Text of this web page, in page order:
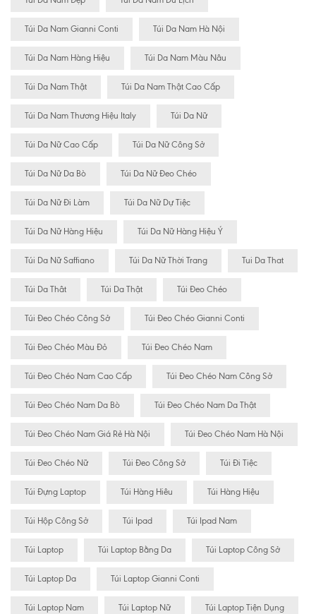
Túi Da Nam Gianni Conti Túi Da Nam Hà Nội
Túi Da Nam Hàng Hiệu Túi Da Nam Màu Nâu
Túi Da Nam Thật Túi Da Nam Thật Cao Cấp
Túi Da Nam Thương Hiệu Italy Túi Da Nữ
Túi Da Nữ Cao Cấp Túi Da Nữ Công Sở
Túi Da Nữ Da Bò Túi Da Nữ Đeo Chéo
Túi Da Nữ Đi Làm Túi Da Nữ Dự Tiệc
Túi Da Nữ Hàng Hiệu Túi Da Nữ Hàng Hiệu Ý
Túi Da Nữ Saffiano Túi Da Nữ Thời Trang Tui Da That
Túi Da Thât Túi Da Thật Túi Đeo Chéo
Túi Đeo Chéo Công Sở Túi Đeo Chéo Gianni Conti
Túi Đeo Chéo Màu Đỏ Túi Đeo Chéo Nam
Túi Đeo Chéo Nam Cao Cấp Túi Đeo Chéo Nam Công Sở
Túi Đeo Chéo Nam Da Bò Túi Đeo Chéo Nam Da Thật
Túi Đeo Chéo Nam Giá Rẻ Hà Nội Túi Đeo Chéo Nam Hà Nội
Túi Đeo Chéo Nữ Túi Đeo Công Sở Túi Đi Tiệc
Túi Đựng Laptop Túi Hàng Hiêu Túi Hàng Hiệu
Túi Hộp Công Sở Túi Ipad Túi Ipad Nam
Túi Laptop Túi Laptop Bằng Da Túi Laptop Công Sở
Túi Laptop Da Túi Laptop Gianni Conti
Túi Laptop Nam Túi Laptop Nữ Túi Laptop Tiện Dụng